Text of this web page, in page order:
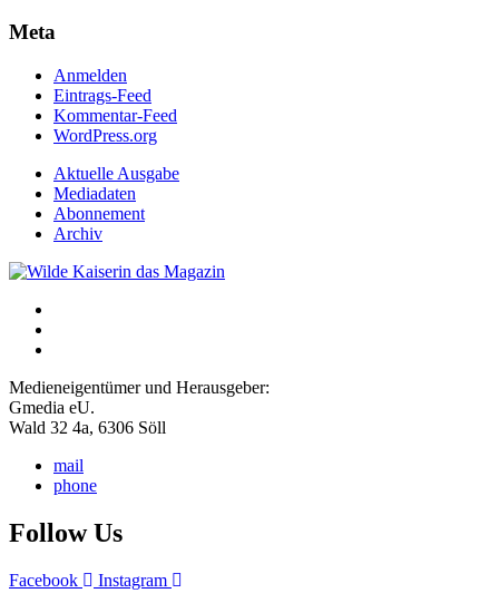
Meta
Anmelden
Eintrags-Feed
Kommentar-Feed
WordPress.org
Aktuelle Ausgabe
Mediadaten
Abonnement
Archiv
Medieneigentümer und Herausgeber:
Gmedia eU.
Wald 32 4a, 6306 Söll
mail
phone
Follow Us
Facebook Instagram